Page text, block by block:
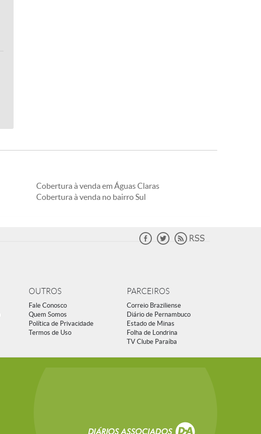
Cobertura à venda em Águas Claras
Cobertura à venda no bairro Sul
OUTROS
Fale Conosco
Quem Somos
Política de Privacidade
Termos de Uso
PARCEIROS
Correio Braziliense
Diário de Pernambuco
Estado de Minas
Folha de Londrina
TV Clube Paraíba